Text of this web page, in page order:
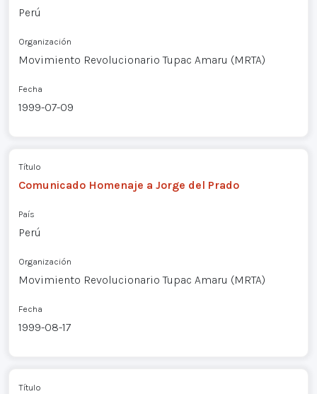
Perú
Organización
Movimiento Revolucionario Tupac Amaru (MRTA)
Fecha
1999-07-09
Título
Comunicado Homenaje a Jorge del Prado
País
Perú
Organización
Movimiento Revolucionario Tupac Amaru (MRTA)
Fecha
1999-08-17
Título